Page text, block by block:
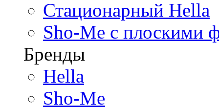
Стационарный Hella
Sho-Me с плоскими
Бренды
Hella
Sho-Me